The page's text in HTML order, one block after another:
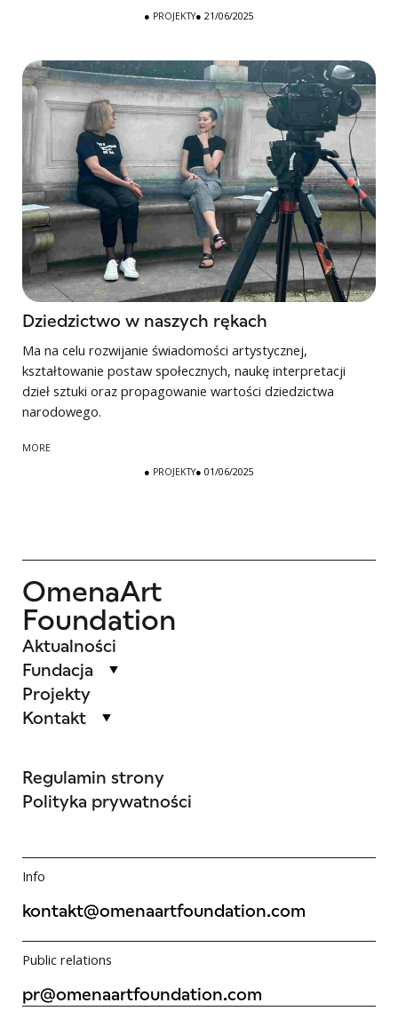
● PROJEKTY● 21/06/2025
Dziedzictwo w naszych rękach
Ma na celu rozwijanie świadomości artystycznej,
kształtowanie postaw społecznych, naukę interpretacji
dzieł sztuki oraz propagowanie wartości dziedzictwa
narodowego.
MORE
● PROJEKTY● 01/06/2025
OmenaArt
Foundation
Aktualności
Fundacja
Projekty
Kontakt
Regulamin strony
Polityka prywatności
Info
kontakt@omenaartfoundation.com
Public relations
pr@omenaartfoundation.com